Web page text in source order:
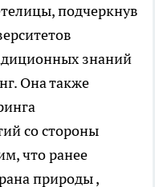
подчеркнув
знаний
Она также
со стороны
что ранее
природы ,